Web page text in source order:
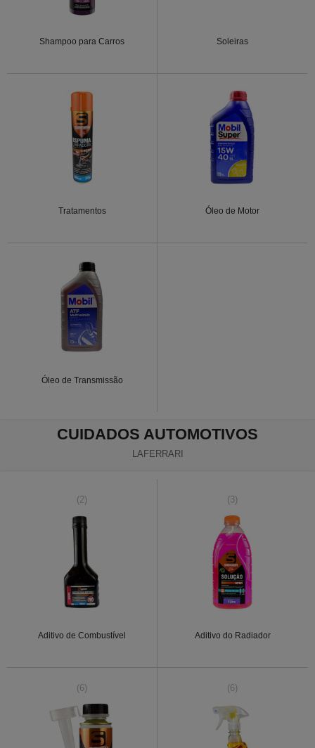
Shampoo para Carros Soleiras
Tratamentos Óleo de Motor
Óleo de Transmissão
CUIDADOS AUTOMOTIVOS
LAFERRARI
(2)
Aditivo de Combustível
(3)
Aditivo do Radiador
(6) (6)